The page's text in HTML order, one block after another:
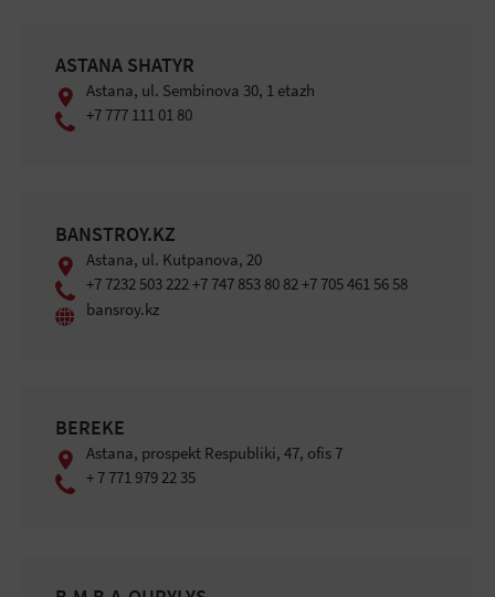
ASTANA SHATYR
Astana, ul. Sembinova 30, 1 etazh
+7 777 111 01 80
BANSTROY.KZ
Astana, ul. Kutpanova, 20
+7 7232 503 222 +7 747 853 80 82 +7 705 461 56 58
bansroy.kz
BEREKE
Astana, prospekt Respubliki, 47, ofis 7
+ 7 771 979 22 35